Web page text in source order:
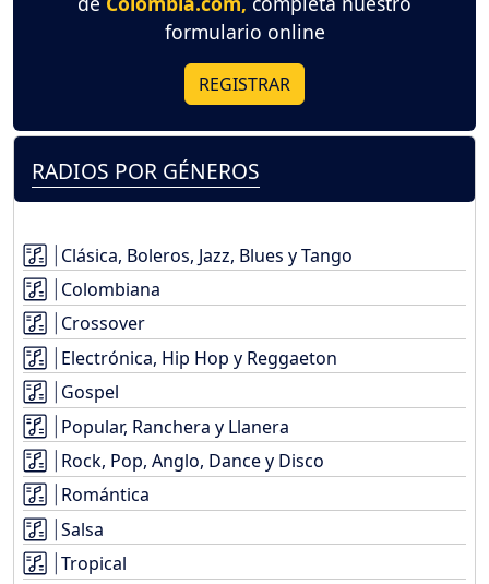
formulario online
REGISTRAR
RADIOS POR GÉNEROS
Clásica, Boleros, Jazz, Blues y Tango
Colombiana
Crossover
Electrónica, Hip Hop y Reggaeton
Gospel
Popular, Ranchera y Llanera
Rock, Pop, Anglo, Dance y Disco
Romántica
Salsa
Tropical